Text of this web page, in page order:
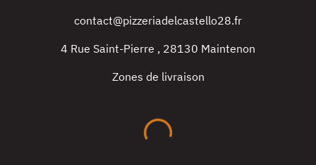
contact@pizzeriadelcastello28.fr
4 Rue Saint-Pierre , 28130 Maintenon
Zones de livraison